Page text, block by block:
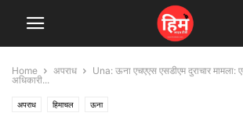
Home अपराध
Una: ऊना एचएएस एसडीएम दुराचार मामला:
अधिकारी...
अपराध हिमाचल ऊना